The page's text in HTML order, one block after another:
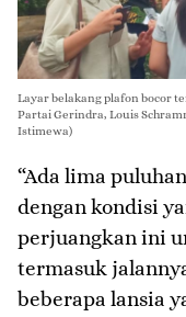
Layar belakang plafon bocor
Partai Gerindra, Louis
Istimewa)
“Ada lima
dengan kondisi
perjuangkan ini
termasuk
beberapa lansia